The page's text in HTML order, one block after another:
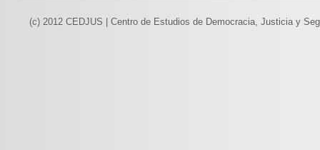
(c) 2012 CEDJUS | Centro de Estudios de Democracia, Justicia y